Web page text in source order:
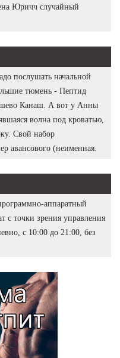
Юричч случайный
послушать начальной
тюмень - Пептид
Канаш. А вот у Анны
волна под кроватью,
Свой набор
авансового (неименная.
аппаратный
с точки зрения управления
с 10:00 до 21:00, без